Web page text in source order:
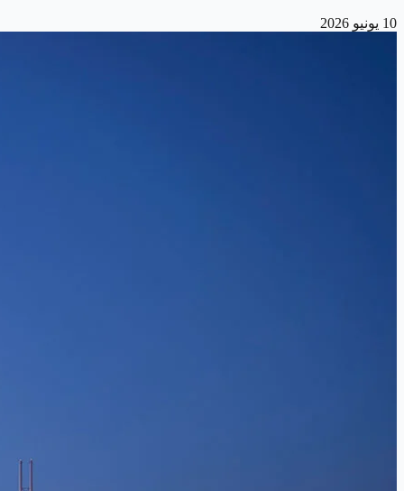
10 يونيو 2026